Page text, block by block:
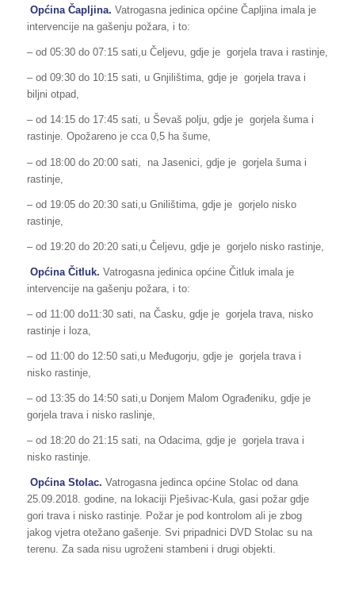
Općina Čapljina. Vatrogasna jedinica općine Čapljina imala je
intervencije na gašenju požara, i to:
– od 05:30 do 07:15 sati,u Čeljevu, gdje je gorjela trava i rastinje,
– od 09:30 do 10:15 sati, u Gnjilištima, gdje je gorjela trava i
biljni otpad,
– od 14:15 do 17:45 sati, u Ševaš polju, gdje je gorjela šuma i
rastinje. Opožareno je cca 0,5 ha šume,
– od 18:00 do 20:00 sati, na Jasenici, gdje je gorjela šuma i
rastinje,
– od 19:05 do 20:30 sati,u Gnilištima, gdje je gorjelo nisko
rastinje,
– od 19:20 do 20:20 sati,u Čeljevu, gdje je gorjelo nisko rastinje,
Općina Čitluk. Vatrogasna jedinica općine Čitluk imala je
intervencije na gašenju požara, i to:
– od 11:00 do11:30 sati, na Časku, gdje je gorjela trava, nisko
rastinje i loza,
– od 11:00 do 12:50 sati,u Međugorju, gdje je gorjela trava i
nisko rastinje,
– od 13:35 do 14:50 sati,u Donjem Malom Ograđeniku, gdje je
gorjela trava i nisko raslinje,
– od 18:20 do 21:15 sati, na Odacima, gdje je gorjela trava i
nisko rastinje.
Općina Stolac. Vatrogasna jedinca općine Stolac od dana
25.09.2018. godine, na lokaciji Pješivac-Kula, gasi požar gdje
gori trava i nisko rastinje. Požar je pod kontrolom ali je zbog
jakog vjetra otežano gašenje. Svi pripadnici DVD Stolac su na
terenu. Za sada nisu ugroženi stambeni i drugi objekti.